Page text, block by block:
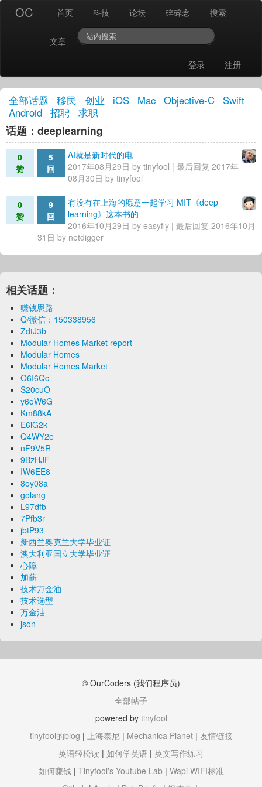
OC 首页 科技 论坛 碎碎念 搜索
文章
登录
注册
全部话题 移民 创业 iOS Mac Objective-C
Swift
Android 招聘 求职
话题：deeplearning
0
赞
5
回
AI就是新时代的电
2017年08月29日 by tinyfool | 最后回复 2017年
08月30日 by tinyfool
0
赞
9
回
有没有在上海的愿意一起学习 MIT《deep
learning》这本书的
2016年10月29日 by easyfly | 最后回复 2016年10月
31日 by netdigger
相关话题：
赚钱思路
Q/微信：150338956
ZdtJ3b
Modular Homes Market report
Modular Homes
Modular Homes Market
O6I6Qc
S20cuO
y6oW6G
Km88kA
E6iG2k
Q4WY2e
nF9V5R
9BzHJF
IW6EE8
8oy08a
golang
L97dfb
7Pfb3r
jbtP93
新西兰奥克兰大学毕业证
澳大利亚国立大学毕业证
心障
加薪
技术万金油
技术选型
万金油
json
© OurCoders (我们程序员)
全部帖子
powered by tinyfool
tinyfool的blog | 上海泰尼| Mechanica Planet| 友情链接
英语轻松读 | 如何学英语 | 英文写作练习
如何赚钱| Tinyfool's Youtube Lab| Wapi WIFI标准